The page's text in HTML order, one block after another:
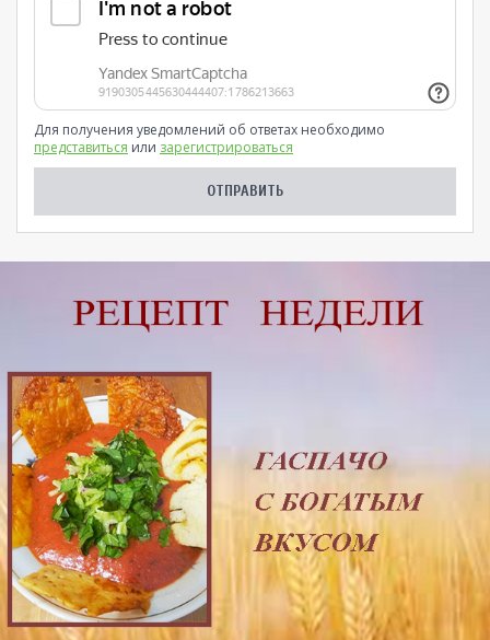
Для получения уведомлений об ответах необходимо
представиться или зарегистрироваться